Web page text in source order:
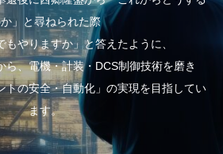
」と尋ねられた際
もやりますか」と答えたように、
ら、電機・計装・DCS制御技術を磨き
トの安全・自動化」の実現を目指してい
ます。